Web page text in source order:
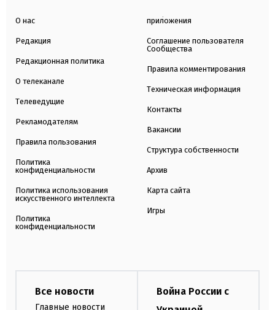
О нас
Редакция
Редакционная политика
О телеканале
Телеведущие
Рекламодателям
Правила пользования
Политика
конфиденциальности
Политика использования
искусственного интеллекта
Политика
конфиденциальности
приложения
Соглашение пользователя
Сообщества
Правила комментирования
Техническая информация
Контакты
Вакансии
Структура собственности
Архив
Карта сайта
Игры
Все новости
Главные новости
Война России с